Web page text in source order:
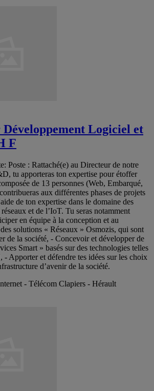
Logiciel et
F
Poste : Rattaché(e) au Directeur de notre
tu apporteras ton expertise pour étoffer
de 13 personnes (Web, Embarqué,
aux différentes phases de projets
de ton expertise dans le domaine des
et de l’IoT. Tu seras notamment
en équipe à la conception et au
solutions « Réseaux » Osmozis, qui sont
de la société, - Concevoir et développer de
Smart » basés sur des technologies telles
Apporter et défendre tes idées sur les choix
d’avenir de la société.
- Télécom Clapiers - Hérault